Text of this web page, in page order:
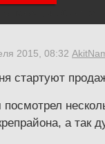
2015, 08:32
стартуют
посмотрел
а так